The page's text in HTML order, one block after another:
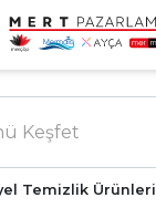
Temizlik Ürünleri